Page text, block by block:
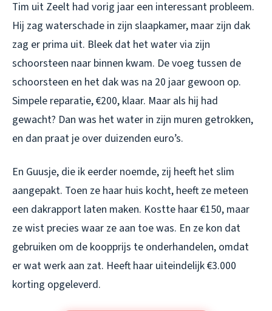
Tim uit Zeelt had vorig jaar een interessant probleem.
Hij zag waterschade in zijn slaapkamer, maar zijn dak
zag er prima uit. Bleek dat het water via zijn
schoorsteen naar binnen kwam. De voeg tussen de
schoorsteen en het dak was na 20 jaar gewoon op.
Simpele reparatie, €200, klaar. Maar als hij had
gewacht? Dan was het water in zijn muren getrokken,
en dan praat je over duizenden euro’s.
En Guusje, die ik eerder noemde, zij heeft het slim
aangepakt. Toen ze haar huis kocht, heeft ze meteen
een dakrapport laten maken. Kostte haar €150, maar
ze wist precies waar ze aan toe was. En ze kon dat
gebruiken om de koopprijs te onderhandelen, omdat
er wat werk aan zat. Heeft haar uiteindelijk €3.000
korting opgeleverd.